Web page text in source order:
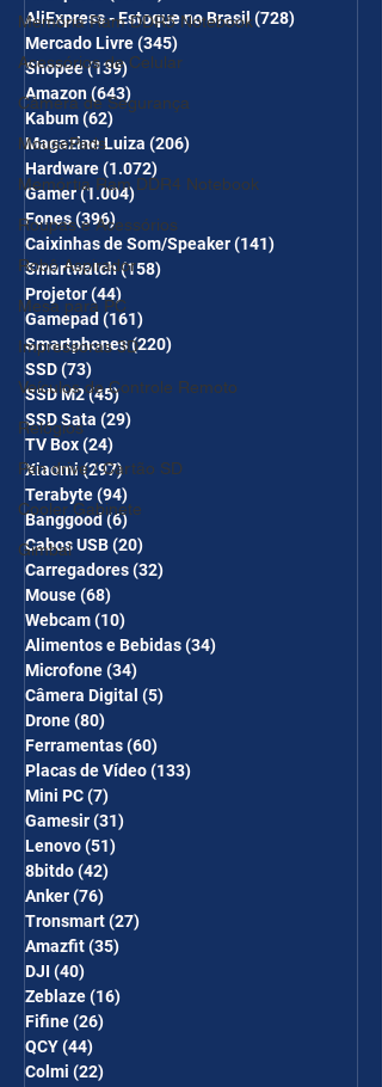
Memória Ram DDR5 Notebook
Acessórios de Celular
Câmera de Segurança
MousePads
Memórtia Ram DDR4 Notebook
Roupas e Acessórios
Robô Aspirador
Mesa para PC
Impressoras 3D
Veículos de Controle Remoto
Relógios
Pen drive / Cartão SD
Cooler Gabinete
Gimbal
COMBO
AliExpress - Estoque no Brasil(728)
Mercado Livre(345)
Shopee(139)139 posts
Amazon(643)
Kabum(62) 62 posts
Magazine Luiza (206)
Hardware(1.072)
Gamer(1.004)1.004 posts
Fones(396)396 posts
Caixinhas de Som/Speaker(141)
Smartwatch(158)
Projetor(44)
Gamepad (161)
Smartphones(220)
SSD(73)
SSD M2(45)45 posts
SSD Sata (29)
TV Box(24)
Xiaomi(297)297 posts
Terabyte(94)
Banggood(6)6 posts
Cabos USB(20)
Carregadores(32)
Mouse(68)
Webcam(10)
Alimentos e Bebidas(34)
Microfone(34)
Câmera Digital (5)
Drone(80)
Ferramentas(60)
Placas de Vídeo(133)
Mini PC(7)
Gamesir(31)
Lenovo(51)
8bitdo(42)
Anker(76)
Tronsmart(27)
Amazfit(35)
DJI (40)
Zeblaze(16)
Fifine(26)
QCY(44)
Colmi (22)